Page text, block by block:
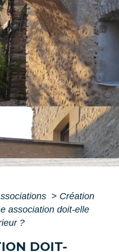
> Création
association doit-elle
?
DOIT-